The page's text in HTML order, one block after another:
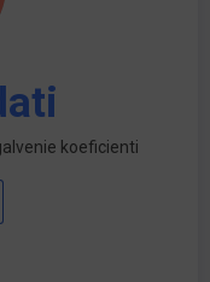
koeficienti